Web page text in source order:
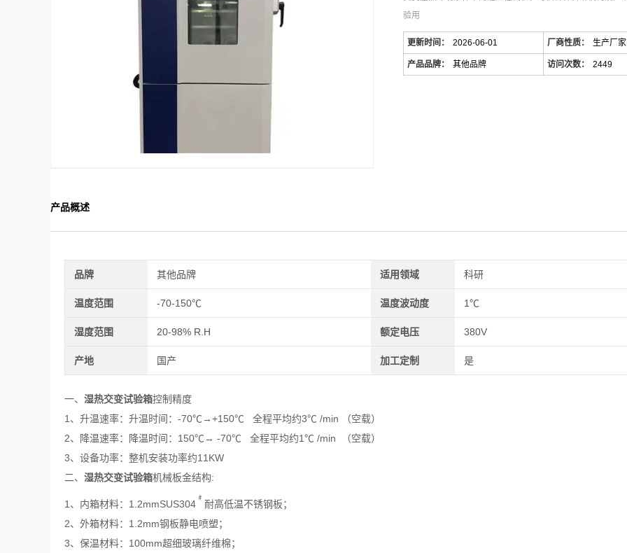
验用
更新时间： 2026-06-01 厂商性质： 生产厂家
产品品牌： 其他品牌 访问次数： 2449
产品概述
品牌 其他品牌 适用领域 科研
温度范围 -70-150℃ 温度波动度 1℃
湿度范围 20-98% R.H 额定电压 380V
产地 国产 加工定制 是
一、 湿热交变试验箱控制精度
1、升温速率：升温时间：-70℃→+150℃ 全程平均约3℃ /min （空载）
2、降温速率：降温时间：150℃→ -70℃ 全程平均约1℃ /min （空载）
3、设备功率：整机安装功率约11KW
二、 湿热交变试验箱机械板金结构:
1、内箱材料：1.2mmSUS304
﹟
耐高低温不锈钢板；
2、外箱材料：1.2mm钢板静电喷塑；
3、保温材料：100mm超细玻璃纤维棉；